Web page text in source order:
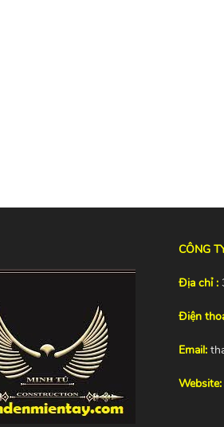
CÔNG
Địa chỉ :
Điện
Email:
Website: